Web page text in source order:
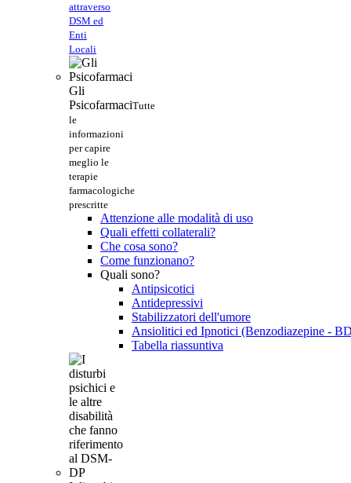
attraverso
DSM ed
Enti
Locali
Gli
PsicofarmaciTutte
le
informazioni
per capire
meglio le
terapie
farmacologiche
prescritte
Attenzione alle modalità di uso
Quali effetti collaterali?
Che cosa sono?
Come funzionano?
Quali sono?
Antipsicotici
Antidepressivi
Stabilizzatori dell'umore
Ansiolitici ed Ipnotici (Benzodiazepine -
Tabella riassuntiva